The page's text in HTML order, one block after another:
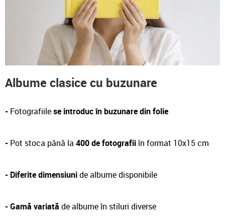
Albume clasice cu buzunare
- Fotografiilese introduc în buzunare din folie
- Pot stoca până la 400 de fotografiiîn format 10x15 cm
- Diferite dimensiunide albume disponibile
- Gamă variată de albume în stiluri diverse